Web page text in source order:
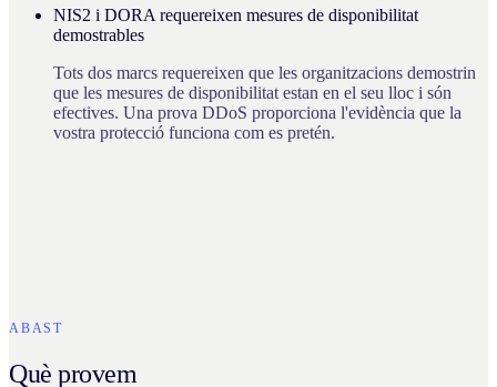
NIS2 i DORA requereixen mesures de disponibilitat
demostrables
Tots dos marcs requereixen que les organitzacions demostrin
que les mesures de disponibilitat estan en el seu lloc i són
efectives. Una prova DDoS proporciona l'evidència que la
vostra protecció funciona com es pretén.
ABAST
Què provem